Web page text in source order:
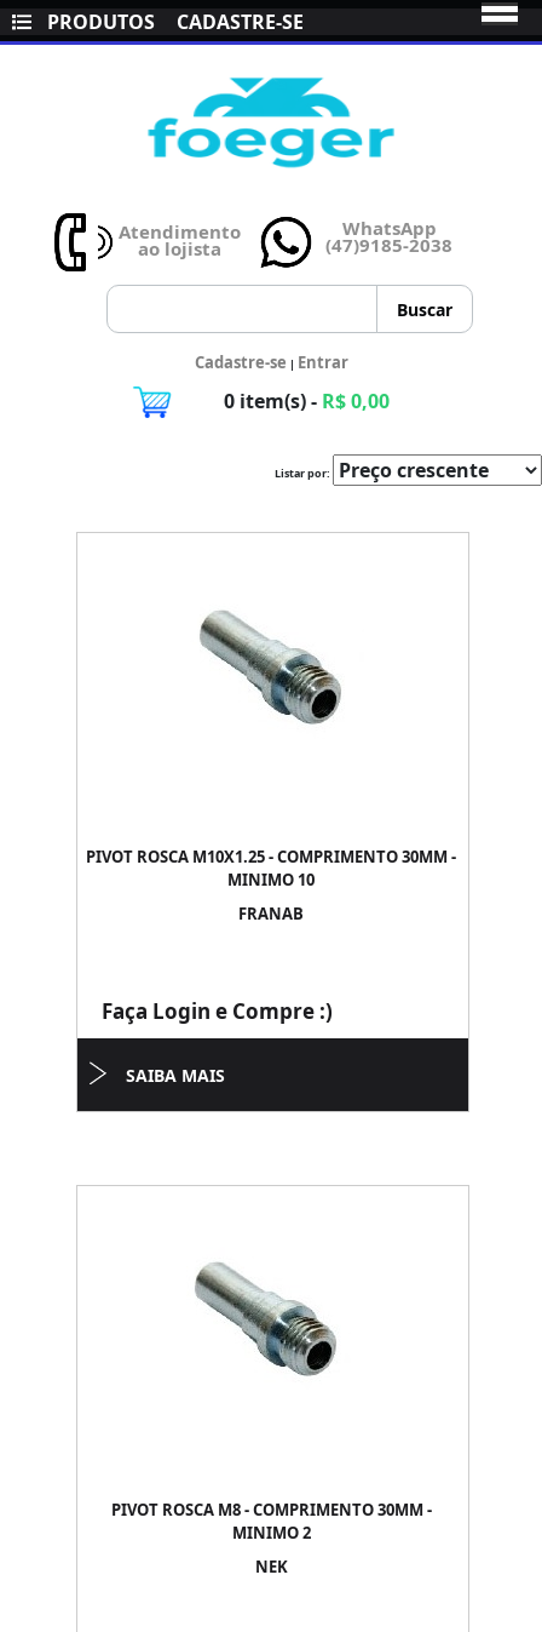
PRODUTOS CADASTRE-SE
Atendimento
ao lojista
WhatsApp
(47)9185-2038
Cadastre-se | Entrar
0 item(s) - R$ 0,00
Listar por:
PIVOT ROSCA M10X1.25 - COMPRIMENTO 30MM -
MINIMO 10
FRANAB
Faça Login e Compre :)
SAIBA MAIS
PIVOT ROSCA M8 - COMPRIMENTO 30MM -
MINIMO 2
NEK